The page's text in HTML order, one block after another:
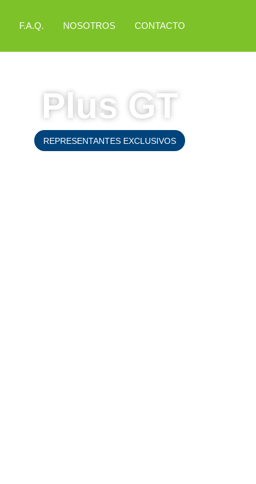
F.A.Q. NOSOTROS CONTACTO
Plus GT
REPRESENTANTES EXCLUSIVOS